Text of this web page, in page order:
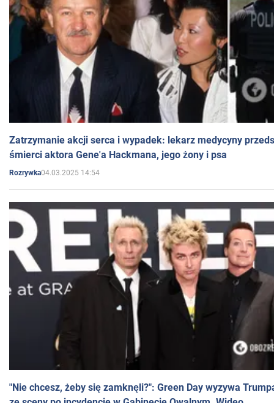
Zatrzymanie akcji serca i wypadek: lekarz medycyny
śmierci aktora Gene'a Hackmana, jego żony i psa
Rozrywka04.03.2025 14:54
"Nie chcesz, żeby się zamknęli?": Green Day wyzywa